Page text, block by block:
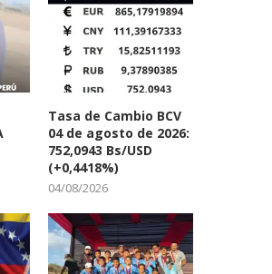
Tasa de Cambio BCV
04 de agosto de 2026:
752,0943 Bs/USD
(+0,4418%)
04/08/2026